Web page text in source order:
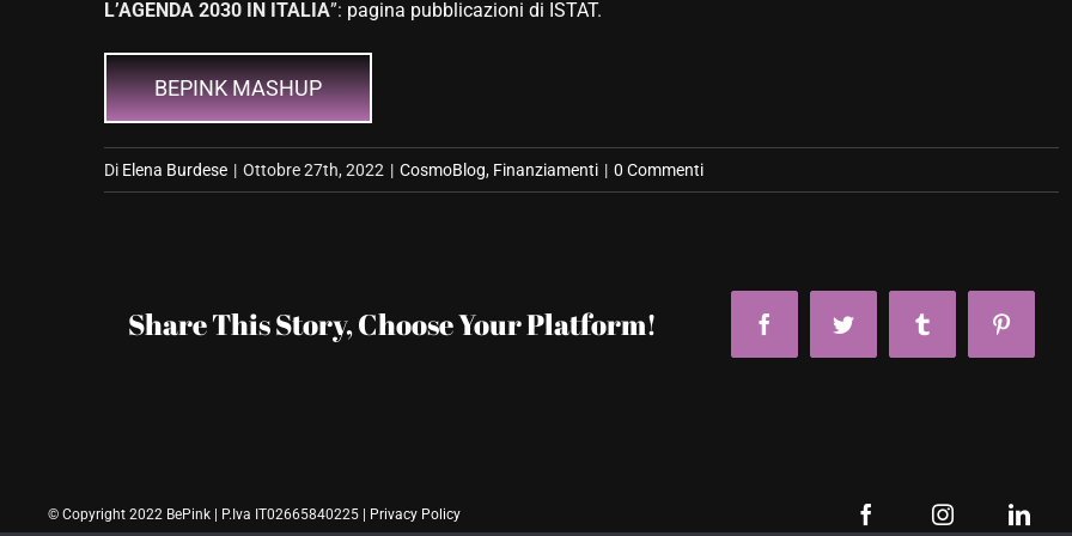
L’AGENDA 2030 IN ITALIA”: pagina pubblicazioni di ISTAT.
BEPINK MASHUP
Di Elena Burdese | Ottobre 27th, 2022 | CosmoBlog, Finanziamenti | 0 Commenti
Share This Story, Choose Your Platform! FacebookTwitter Tumblr
© Copyright 2022 BePink | P.Iva IT02665840225 | Privacy Policy